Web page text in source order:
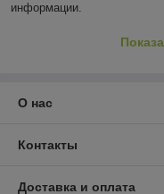
информации.
О нас
Контакты
Доставка и оплата